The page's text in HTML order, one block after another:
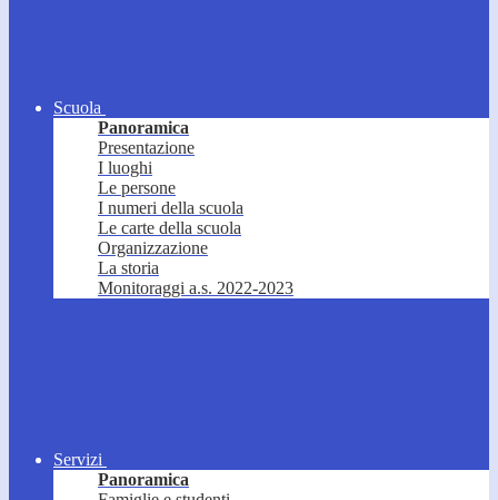
Scuola
Panoramica
Presentazione
I luoghi
Le persone
I numeri della scuola
Le carte della scuola
Organizzazione
La storia
Monitoraggi a.s. 2022-2023
Servizi
Panoramica